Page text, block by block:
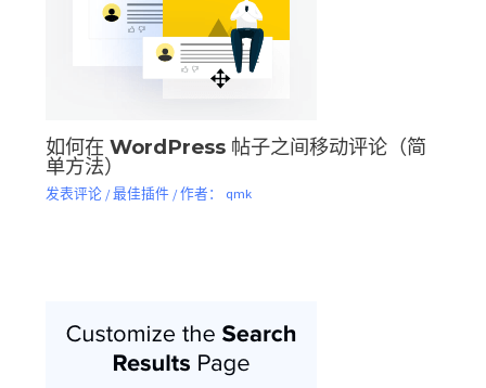
如何在 WordPress 帖子之间移动评论（简
单方法）
发表评论 /最佳插件/ 作者： qmk